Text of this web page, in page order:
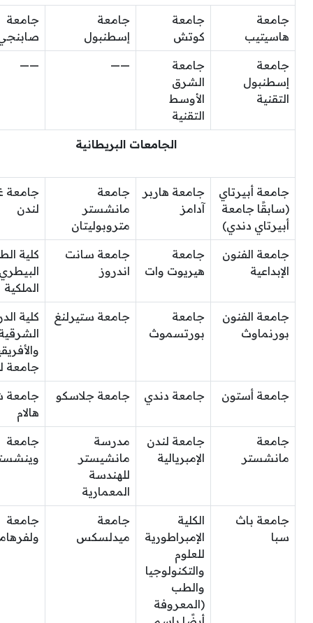
جامعة
هاسيتيب
جامعة
كوتش
جامعة
إسطنبول
جامعة
جامعة
إسطنبول
التقنية
جامعة
الشرق
الأوسط
التقنية
——
——
الجامعات البريطانية
جامعة أبيرتاي
(سابقًا جامعة
أبيرتاي دندي)
جامعة هاربر
آدامز
جامعة
مانشستر
متروبوليتان
جامعة
لندن
جامعة الفنون
الإبداعية
جامعة
هيريوت وات
جامعة سانت
اندروز
كلية
الملكية
جامعة الفنون
بورنماوث
جامعة
بورتسموث
جامعة ستيرلنغ
كلية
جامعة
جامعة أستون جامعة دندي جامعة جلاسكو
جامعة
هالام
جامعة
مانشستر
جامعة لندن
الإمبريالية
مدرسة
مانشيستر
للهندسة
المعمارية
جامعة
جامعة باث
سبا
الكلية
الإمبراطورية
للعلوم
والتكنولوجيا
والطب
(المعروفة
جامعة
ميدلسكس
جامعة